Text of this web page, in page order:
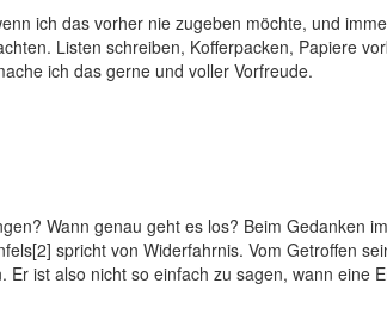
ich das vorher nie zugeben möchte, und
Listen schreiben, Kofferpacken, Papiere
ich das gerne und voller Vorfreude.
Wann genau geht es los? Beim Gedanken
spricht von Widerfahrnis. Vom Getroffen
ist also nicht so einfach zu sagen, wann eine